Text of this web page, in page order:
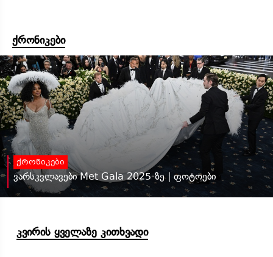
ქრონიკები
ქრონიკები
ვარსკვლავები Met Gala 2025-ზე | ფოტოები
კვირის ყველაზე კითხვადი